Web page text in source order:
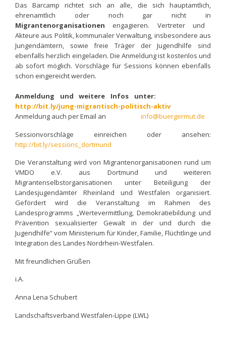
Das Barcamp richtet sich an alle, die sich hauptamtlich,
ehrenamtlich oder noch gar nicht in
Migrantenorganisationen engagieren. Vertreter und
Akteure aus Politik, kommunaler Verwaltung, insbesondere aus
Jungendämtern, sowie freie Träger der Jugendhilfe sind
ebenfalls herzlich eingeladen. Die Anmeldung ist kostenlos und
ab sofort möglich. Vorschläge für Sessions können ebenfalls
schon eingereicht werden.
Anmeldung und weitere Infos unter:
http://bit.ly/jung-migrantisch-politisch-aktiv
Anmeldung auch per Email an info@buergermut.de
Sessionvorschläge einreichen oder ansehen:
http://bit.ly/sessions_dortmund
Die Veranstaltung wird von Migrantenorganisationen rund um
VMDO e.V. aus Dortmund und weiteren
Migrantenselbstorganisationen unter Beteiligung der
Landesjugendämter Rheinland und Westfalen organisiert.
Gefördert wird die Veranstaltung im Rahmen des
Landesprogramms „Wertevermittlung, Demokratiebildung und
Prävention sexualisierter Gewalt in der und durch die
Jugendhilfe“ vom Ministerium für Kinder, Familie, Flüchtlinge und
Integration des Landes Nordrhein-Westfalen.
Mit freundlichen Grüßen
i.A.
Anna Lena Schubert
Landschaftsverband Westfalen-Lippe (LWL)